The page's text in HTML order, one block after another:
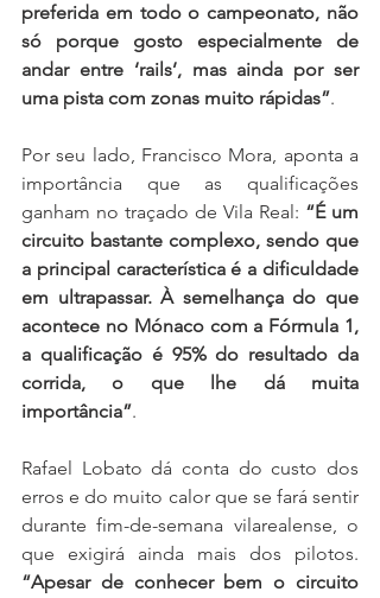
preferida em todo o campeonato, não
só porque gosto especialmente de
andar entre ‘rails’, mas ainda por ser
uma pista com zonas muito rápidas”.
Por seu lado, Francisco Mora, aponta a
importância que as qualificações
ganham no traçado de Vila Real: “É um
circuito bastante complexo, sendo que
a principal característica é a dificuldade
em ultrapassar. À semelhança do que
acontece no Mónaco com a Fórmula 1,
a qualificação é 95% do resultado da
corrida, o que lhe dá muita
importância”.
Rafael Lobato dá conta do custo dos
erros e do muito calor que se fará sentir
durante fim-de-semana vilarealense, o
“Apesar de conhecer bem o circuito